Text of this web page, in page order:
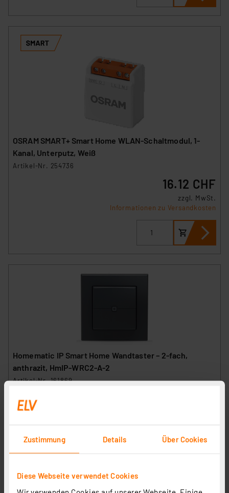
Zustimmung Details Über Cookies
Diese Webseite verwendet Cookies
OSRAM SMART+ Smart Home WLAN-Schaltmodul, 1-
Kanal, Unterputz, Weiß
Artikel-Nr. 254736
16.12 CHF
zzgl. MwSt.
Informationen zu Versandkosten
Homematic IP Smart Home Wandtaster – 2-fach,
anthrazit, HmIP-WRC2-A-2
Artikel-Nr. 161869